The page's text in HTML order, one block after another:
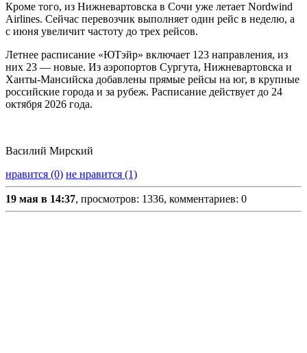
Кроме того, из Нижневартовска в Сочи уже летает Nordwind
Airlines. Сейчас перевозчик выполняет один рейс в неделю, а
с июня увеличит частоту до трех рейсов.
Летнее расписание «ЮТэйр» включает 123 направления, из
них 23 — новые. Из аэропортов Сургута, Нижневартовска и
Ханты-Мансийска добавлены прямые рейсы на юг, в крупные
российские города и за рубеж. Расписание действует до 24
октября 2026 года.
Василий Мирский
нравится (0) не нравится (1)
19 мая в 14:37, просмотров: 1336, комментариев: 0